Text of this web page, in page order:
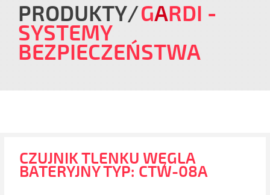
PRODUKTY GARDI -
SYSTEMY
BEZPIECZEŃSTWA
CZUJNIK TLENKU WĘGLA
BATERYJNY TYP: CTW-08A